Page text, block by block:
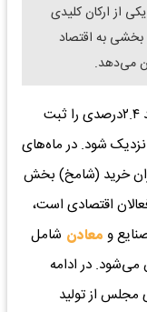
از ارکان کلیدی
بخشی به اقتصاد
می‌دهد.
این بخش که در سال گذشته توانسته بود رشد ۲.۴درصدی را ثبت
نزدیک شود. در ماه‌های
خرید (شامخ) بخش
اقتصادی است،
و معادن شامل
در ادامه
مجلس از تولید